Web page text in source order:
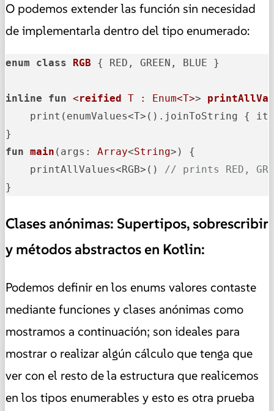
O podemos extender las función sin necesidad
de implementarla dentro del tipo enumerado:
enum class RGB { RED, GREEN, BLUE }
inline fun <reified T : Enum<T>>
print(enumValues<T>().joinToString {
fun main (args: Array<String>)
{
    printAllValues<RGB>()
// prints RED,
}
Clases anónimas: Supertipos, sobrescribir
y métodos abstractos en Kotlin:
Podemos definir en los enums valores contaste
mediante funciones y clases anónimas como
mostramos a continuación; son ideales para
mostrar o realizar algún cálculo que tenga que
ver con el resto de la estructura que realicemos
en los tipos enumerables y esto es otra prueba